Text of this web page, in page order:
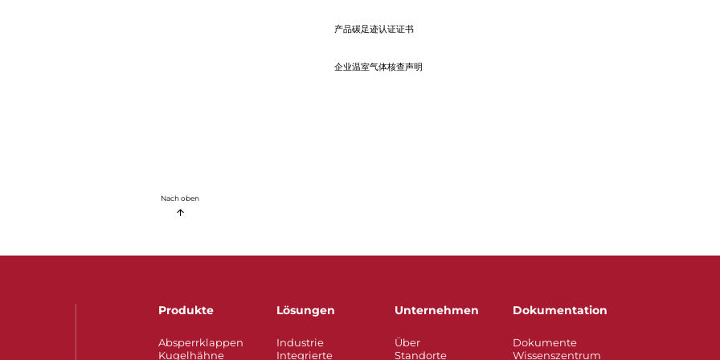
产品碳足迹认证证书
企业温室气体核查声明
Nach oben
Produkte
Absperrklappen
Kugelhähne
Lösungen
Industrie
Integrierte
Unternehmen
Über
Standorte
Dokumentation
Dokumente
Wissenszentrum